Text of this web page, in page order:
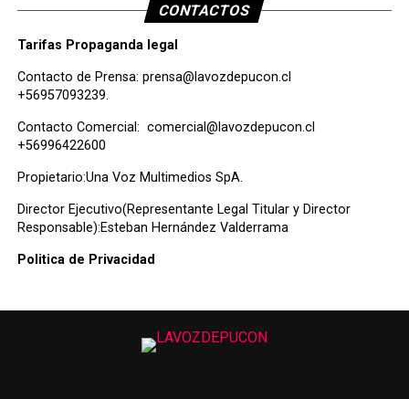
CONTACTOS
Tarifas Propaganda legal
Contacto de Prensa: prensa@lavozdepucon.cl
+56957093239.
Contacto Comercial: comercial@lavozdepucon.cl
+56996422600
Propietario:Una Voz Multimedios SpA.
Director Ejecutivo(Representante Legal Titular y Director
Responsable):Esteban Hernández Valderrama
Politica de Privacidad